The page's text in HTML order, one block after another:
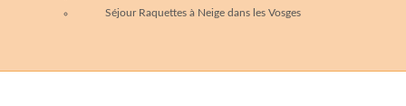
Séjour Raquettes à Neige dans les Vosges